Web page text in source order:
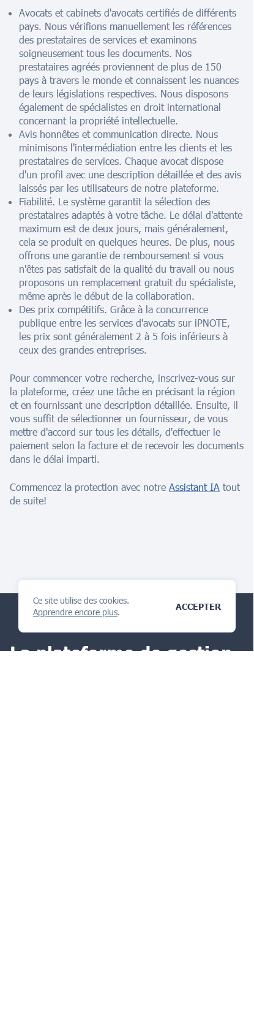
Ce site utilise des cookies.
Apprendre encore plus.
ACCEPTER
Avocats et cabinets d'avocats certifiés de différents
pays. Nous vérifions manuellement les références
des prestataires de services et examinons
soigneusement tous les documents. Nos
prestataires agréés proviennent de plus de 150
pays à travers le monde et connaissent les nuances
de leurs législations respectives. Nous disposons
également de spécialistes en droit international
concernant la propriété intellectuelle.
Avis honnêtes et communication directe. Nous
minimisons l'intermédiation entre les clients et les
prestataires de services. Chaque avocat dispose
d'un profil avec une description détaillée et des avis
laissés par les utilisateurs de notre plateforme.
Fiabilité. Le système garantit la sélection des
prestataires adaptés à votre tâche. Le délai d'attente
maximum est de deux jours, mais généralement,
cela se produit en quelques heures. De plus, nous
offrons une garantie de remboursement si vous
n'êtes pas satisfait de la qualité du travail ou nous
proposons un remplacement gratuit du spécialiste,
même après le début de la collaboration.
Des prix compétitifs. Grâce à la concurrence
publique entre les services d'avocats sur iPNOTE,
les prix sont généralement 2 à 5 fois inférieurs à
ceux des grandes entreprises.
Pour commencer votre recherche, inscrivez-vous sur
la plateforme, créez une tâche en précisant la région
et en fournissant une description détaillée. Ensuite, il
vous suffit de sélectionner un fournisseur, de vous
mettre d'accord sur tous les détails, d'effectuer le
paiement selon la facture et de recevoir les documents
dans le délai imparti.
Commencez la protection avec notre Assistant IA tout
de suite!
La plateforme de gestion